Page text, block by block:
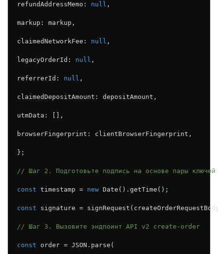
refundAddressMemo: null ,
markup: markup,
claimedNetworkFee: null ,
legacyOrderId: null ,
referrerId: null ,
claimedDepositAmount: depositAmount,
utmData: [],
browserFingerprint: clientBrowserFingerprint,
};
// Шаг 2. Подготовьте подпись на основе пары
const timestamp = new Date().getTime();
const signature =
// Шаг 3. Вызовите эндпоинт API v2 create-order
const order = JSON.parse(